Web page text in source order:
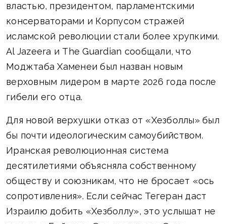
властью, президентом, парламентскими
консерваторами и Корпусом стражей
исламской революции стали более хрупкими.
Al Jazeera и The Guardian сообщали, что
Моджтаба Хаменеи был назван новым
верховным лидером в марте 2026 года после
гибели его отца.
Для новой верхушки отказ от «Хезболлы» был
бы почти идеологическим самоубийством.
Иранская революционная система
десятилетиями объясняла собственному
обществу и союзникам, что не бросает «ось
сопротивления». Если сейчас Тегеран даст
Израилю добить «Хезболлу», это услышат не